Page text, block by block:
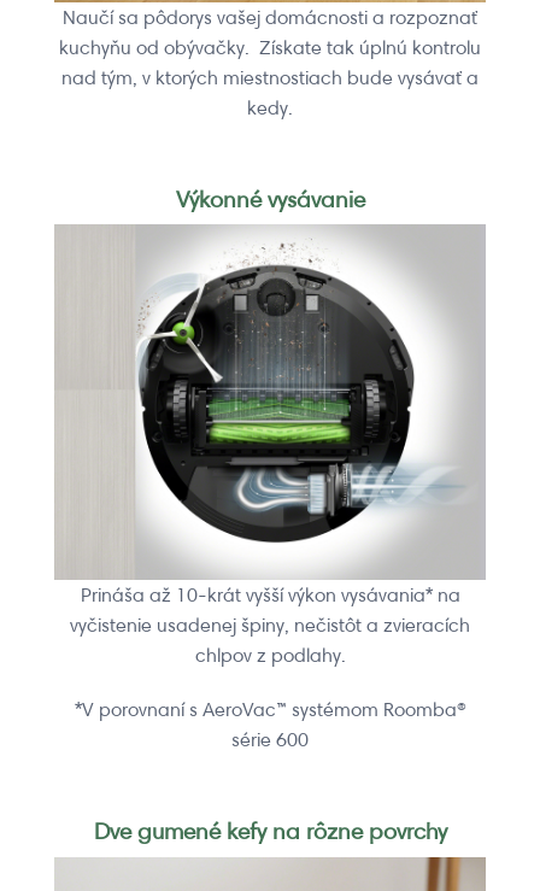
Naučí sa pôdorys vašej domácnosti a rozpoznať
kuchyňu od obývačky. Získate tak úplnú kontrolu
nad tým, v ktorých miestnostiach bude vysávať a
kedy.
Výkonné vysávanie
Prináša až 10-krát vyšší výkon vysávania* na
vyčistenie usadenej špiny, nečistôt a zvieracích
chlpov z podlahy.
*V porovnaní s AeroVac™ systémom Roomba®
série 600
Dve gumené kefy na rôzne povrchy